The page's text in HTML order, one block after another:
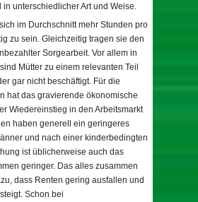
unterschiedlicher Art und Weise.
im Durchschnitt mehr Stunden pro
zu sein. Gleichzeitig tragen sie den
Sorgearbeit. Vor allem in
Mütter zu einem relevanten Teil
gar nicht beschäftigt. Für die
hat das gravierende ökonomische
Wiedereinstieg in den Arbeitsmarkt
haben generell ein geringeres
und nach einer kinderbedingten
ist üblicherweise auch das
geringer. Das alles zusammen
dass Renten gering ausfallen und
Schon bei